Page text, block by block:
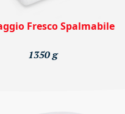
Fresco Spalmabile
1350 g